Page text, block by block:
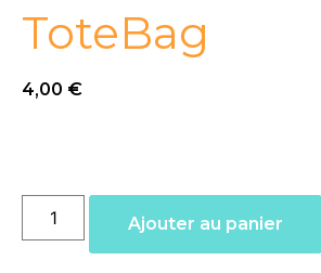
ToteBag
4,00 €
Ajouter au panier